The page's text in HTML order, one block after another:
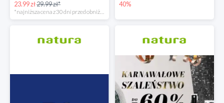
23.99 zł29.99 zł*
*najniższa cena z 30 dni przed obniżką
40%